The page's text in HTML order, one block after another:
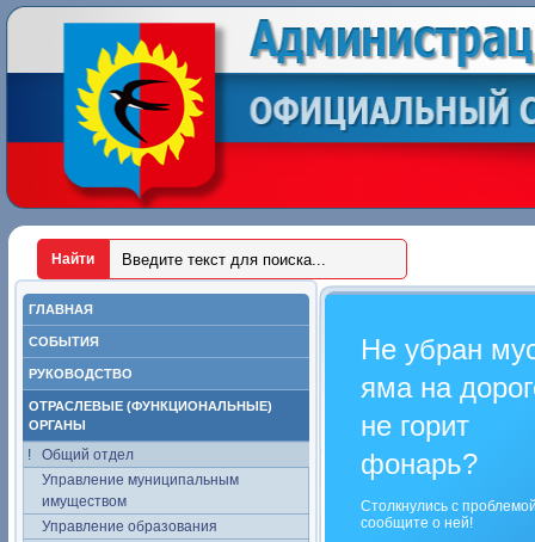
ГЛАВНАЯ
СОБЫТИЯ
РУКОВОДСТВО
ОТРАСЛЕВЫЕ (ФУНКЦИОНАЛЬНЫЕ)
ОРГАНЫ
Общий отдел
Управление муниципальным
имуществом
Управление образования
Не убран
яма на
не горит
фонарь?
Столкнулись с
сообщите о ней!